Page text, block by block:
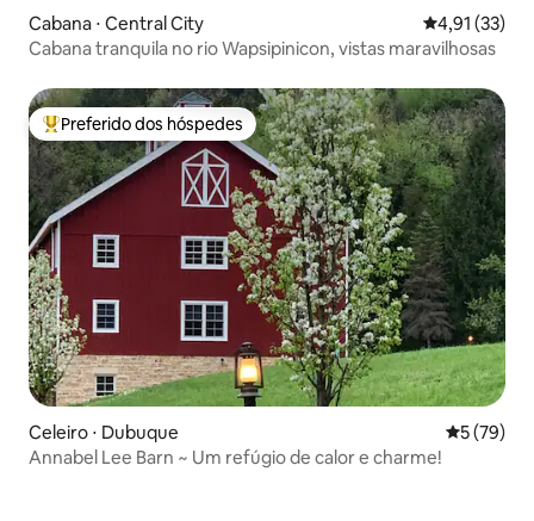
Cabana ⋅ Central City 4,91 de uma
4,91 (33)
Cabana tranquila no rio Wapsipinicon, vistas maravilhosas
Entre os melhores preferidos dos hóspedes
Preferido dos hóspedes
Celeiro ⋅ Dubuque 5 de uma
5 (79)
Annabel Lee Barn ~ Um refúgio de calor e charme!